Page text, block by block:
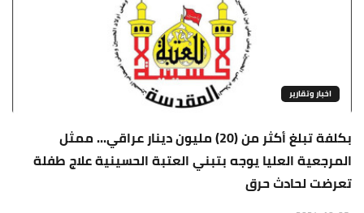
اخبار وتقارير
بكلفة تبلغ أكثر من (20) مليون دينار عراقي... ممثل
المرجعية العليا يوجه بتبني العتبة الحسينية علاج طفلة
تعرضت لحادث حرق